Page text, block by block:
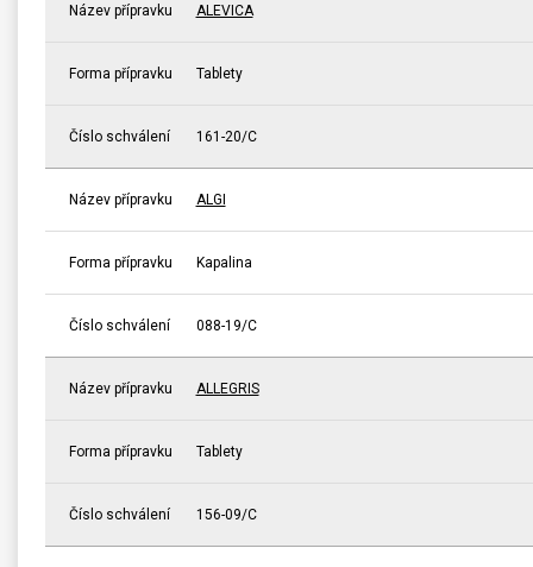
Název přípravku ALEVICA
Forma přípravku Tablety
Číslo schválení 161-20/C
Název přípravku ALGI
Forma přípravku Kapalina
Číslo schválení 088-19/C
Název přípravku ALLEGRIS
Forma přípravku Tablety
Číslo schválení 156-09/C